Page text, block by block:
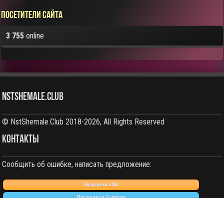
Посетители сайта
3 755 online
NstShemale.Club
© NstShemale.Club 2018-2026, All Rights Reserved
КОНТАКТЫ
Сообщить об ошибке, написать предложение:
Поддержка в ВК
Поддержка в Телеграм